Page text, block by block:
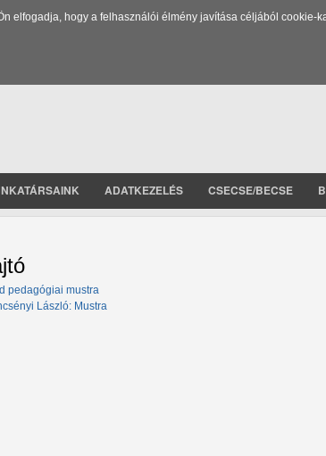
elfogadja, hogy a felhasználói élmény javítása céljából cookie-
ADATKEZELÉS CSECSE/BECSE
pedagógiai mustra
László: Mustra